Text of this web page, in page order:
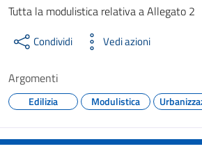
Dettagli del documento
Tutta la modulistica relativa a Allegato 2
Condividi Vedi azioni
Argomenti
Edilizia Modulistica